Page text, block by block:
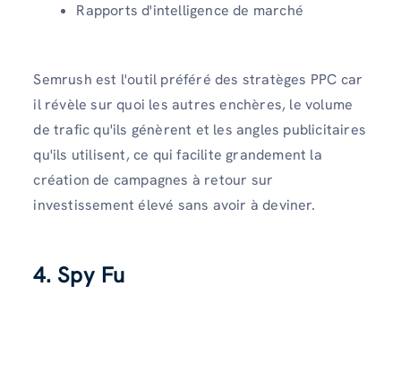
Rapports d'intelligence de marché
Semrush est l'outil préféré des stratèges PPC car
il révèle sur quoi les autres enchères, le volume
de trafic qu'ils génèrent et les angles publicitaires
qu'ils utilisent, ce qui facilite grandement la
création de campagnes à retour sur
investissement élevé sans avoir à deviner.
4. Spy Fu